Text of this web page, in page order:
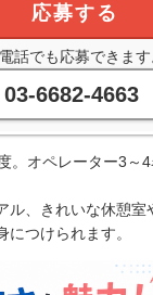
応募する
話でも応募できます
03-6682-4663
。オペレーター3～
ル、きれいな休憩室
つけられます。